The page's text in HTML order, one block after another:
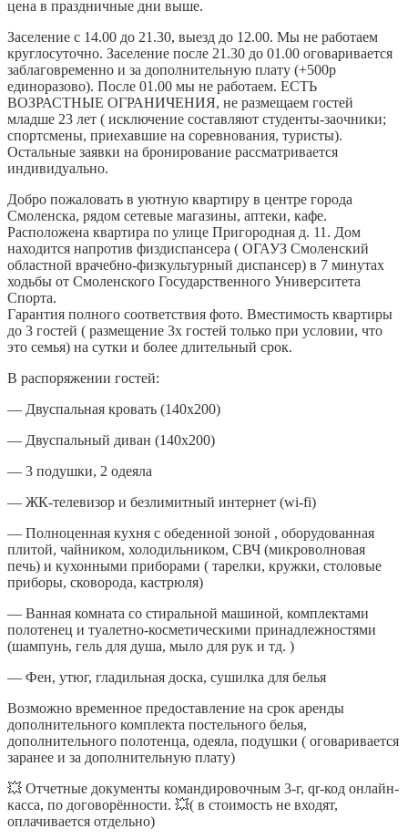
цена в праздничные дни выше.
Заселение с 14.00 до 21.30, выезд до 12.00. Мы не работаем
круглосуточно. Заселение после 21.30 до 01.00 оговаривается
заблаговременно и за дополнительную плату (+500р
единоразово). После 01.00 мы не работаем. ЕСТЬ
ВОЗРАСТНЫЕ ОГРАНИЧЕНИЯ, не размещаем гостей
младше 23 лет ( исключение составляют студенты-заочники;
спортсмены, приехавшие на соревнования, туристы).
Остальные заявки на бронирование рассматривается
индивидуально.
Добро пожаловать в уютную квартиру в центре города
Смоленска, рядом сетевые магазины, аптеки, кафе.
Расположена квартира по улице Пригородная д. 11. Дом
находится напротив физдиспансера ( ОГАУЗ Смоленский
областной врачебно-физкультурный диспансер) в 7 минутах
ходьбы от Смоленского Государственного Университета
Спорта.
Гарантия полного соответствия фото. Вместимость квартиры
до 3 гостей ( размещение 3х гостей только при условии, что
это семья) на сутки и более длительный срок.
В распоряжении гостей:
— Двуспальная кровать (140х200)
— Двуспальный диван (140х200)
— 3 подушки, 2 одеяла
— ЖК-телевизор и безлимитный интернет (wi-fi)
— Полноценная кухня с обеденной зоной , оборудованная
плитой, чайником, холодильником, СВЧ (микроволновая
печь) и кухонными приборами ( тарелки, кружки, столовые
приборы, сковорода, кастрюля)
— Ванная комната со стиральной машиной, комплектами
полотенец и туалетно-косметическими принадлежностями
(шампунь, гель для душа, мыло для рук и тд. )
— Фен, утюг, гладильная доска, сушилка для белья
Возможно временное предоставление на срок аренды
дополнительного комплекта постельного белья,
дополнительного полотенца, одеяла, подушки ( оговаривается
заранее и за дополнительную плату)
💥 Отчетные документы командировочным 3-г, qr-код онлайн-
касса, по договорённости. 💥( в стоимость не входят,
оплачивается отдельно)